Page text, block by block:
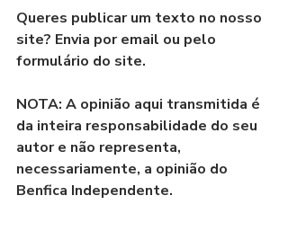
Queres publicar um texto no nosso
site? Envia por email ou pelo
formulário do site.
NOTA: A opinião aqui transmitida é
da inteira responsabilidade do seu
autor e não representa,
necessariamente, a opinião do
Benfica Independente.